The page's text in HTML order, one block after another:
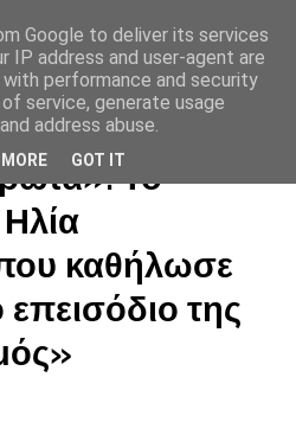
Το
καθήλωσε
επεισόδιο της
Google to deliver its services
IP address and user-agent are
performance and security
service, generate usage
address abuse.
GOT IT